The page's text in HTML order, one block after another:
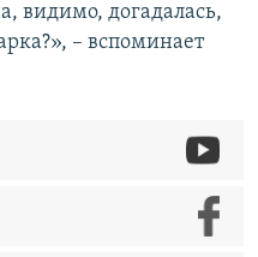
видимо, догадалась,
– вспоминает